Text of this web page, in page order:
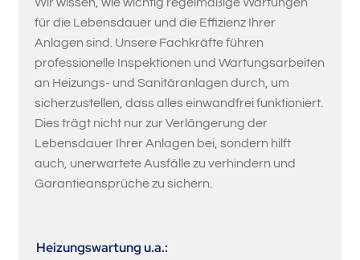
für die Lebensdauer und die Effizienz Ihrer
Anlagen sind. Unsere Fachkräfte führen
professionelle Inspektionen und Wartungsarbeiten
an Heizungs- und Sanitäranlagen durch, um
sicherzustellen, dass alles einwandfrei funktioniert.
Dies trägt nicht nur zur Verlängerung der
Lebensdauer Ihrer Anlagen bei, sondern hilft
auch, unerwartete Ausfälle zu verhindern und
Garantieansprüche zu sichern.
Heizungswartung u.a.: